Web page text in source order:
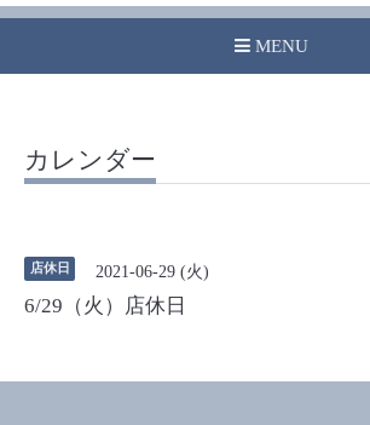
MENU
カレンダー
店休日 2021-06-29 (火)
6/29（火）店休日